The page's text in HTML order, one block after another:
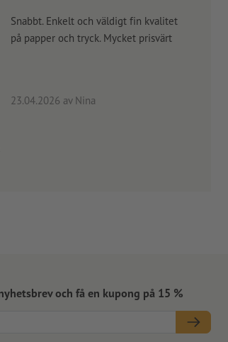
Snabbt. Enkelt och väldigt fin kvalitet
på papper och tryck. Mycket prisvärt
23.04.2026 av Nina
och få en kupong på 15 %